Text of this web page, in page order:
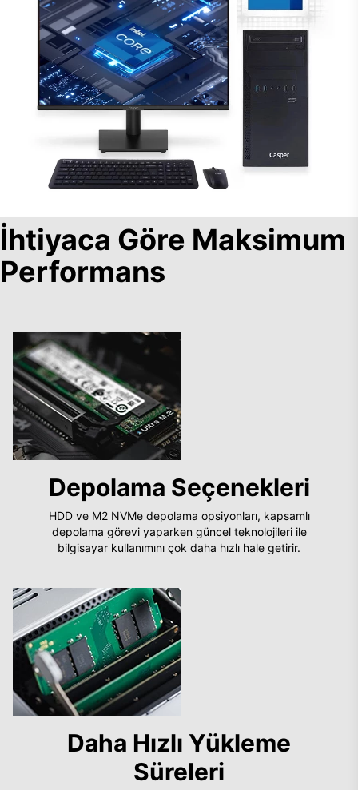
İhtiyaca Göre Maksimum
Performans
Depolama Seçenekleri
HDD ve M2 NVMe depolama opsiyonları, kapsamlı
depolama görevi yaparken güncel teknolojileri ile
bilgisayar kullanımını çok daha hızlı hale getirir.
Daha Hızlı Yükleme
Süreleri